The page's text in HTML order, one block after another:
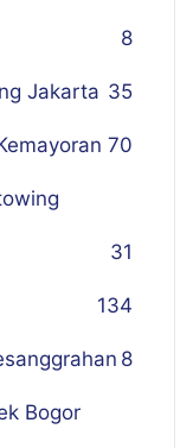
8
Jakarta 35
70
31
134
8
Bogor